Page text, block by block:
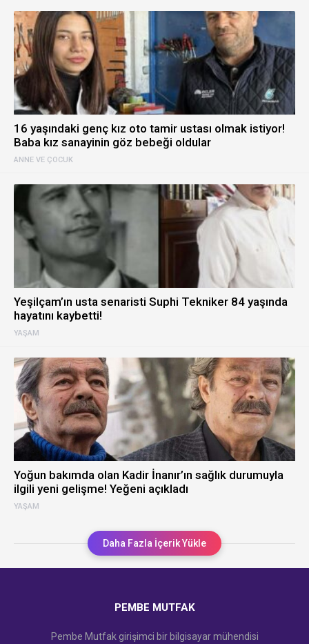
ANNE VE ÇOCUK
16 yaşındaki genç kız oto tamir ustası olmak istiyor!
Baba kız sanayinin göz bebeği oldular
YAŞAM
Yeşilçam’ın usta senaristi Suphi Tekniker 84 yaşında
hayatını kaybetti!
YAŞAM
Yoğun bakımda olan Kadir İnanır’ın sağlık durumuyla
ilgili yeni gelişme! Yeğeni açıkladı
Daha Fazla İçerik Yükle
PEMBE MUTFAK
Pembe Mutfak girişimci bir bilgisayar mühendisi